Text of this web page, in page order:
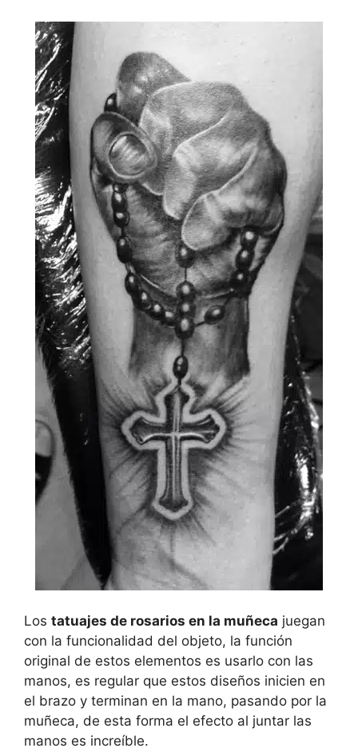
Los tatuajes de rosarios en la muñeca juegan
con la funcionalidad del objeto, la función
original de estos elementos es usarlo con las
manos, es regular que estos diseños inicien en
el brazo y terminan en la mano, pasando por la
muñeca, de esta forma el efecto al juntar las
manos es increíble.